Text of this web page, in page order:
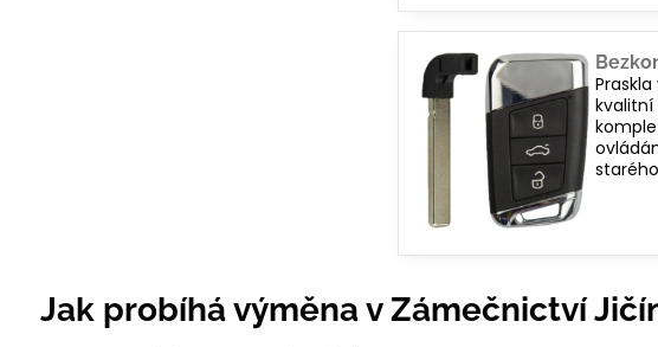
kvalitní
Jak probíhá výměna v Zámečnictví